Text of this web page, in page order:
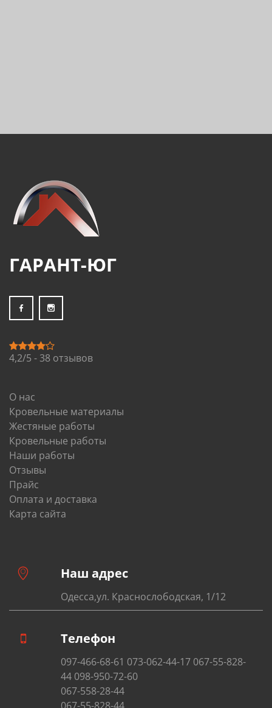
ГАРАНТ-ЮГ
4,2/5 - 38 отзывов
О нас
Кровельные материалы
Жестяные работы
Кровельные работы
Наши работы
Отзывы
Прайс
Оплата и доставка
Карта сайта
Наш адрес
Одесса,ул. Краснослободская, 1/12
Телефон
097-466-68-61 073-062-44-17 067-55-828-
44 098-950-72-60
067-558-28-44